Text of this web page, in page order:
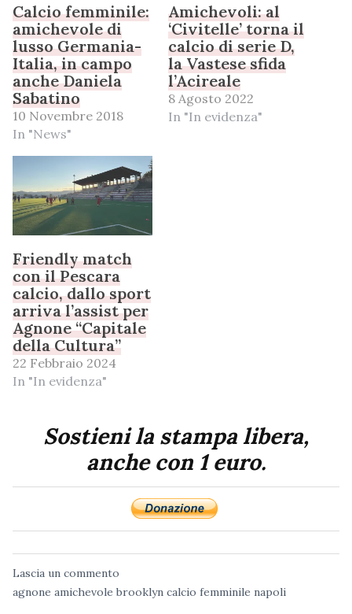
Calcio femminile:
amichevole di
lusso Germania-
Italia, in campo
anche Daniela
Sabatino
10 Novembre 2018
In "News"
Amichevoli: al
‘Civitelle’ torna il
calcio di serie D,
la Vastese sfida
l’Acireale
8 Agosto 2022
In "In evidenza"
Friendly match
con il Pescara
calcio, dallo sport
arriva l’assist per
Agnone “Capitale
della Cultura”
22 Febbraio 2024
In "In evidenza"
Sostieni la stampa libera,
anche con 1 euro.
Lascia un commento
agnone amichevole brooklyn calcio femminile napoli